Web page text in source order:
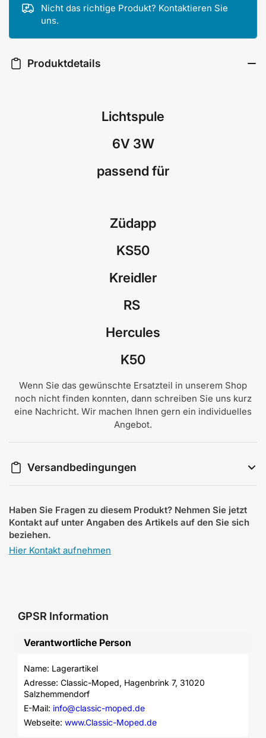
Nicht das richtige Produkt? Kontaktieren Sie
uns.
Produktdetails
Lichtspule
6V 3W
passend für
Züdapp
KS50
Kreidler
RS
Hercules
K50
Wenn Sie das gewünschte Ersatzteil in unserem Shop
noch nicht finden konnten, dann schreiben Sie uns kurz
eine Nachricht. Wir machen Ihnen gern ein individuelles
Angebot.
Versandbedingungen
Haben Sie Fragen zu diesem Produkt? Nehmen Sie jetzt
Kontakt auf unter Angaben des Artikels auf den Sie sich
beziehen.
Hier Kontakt aufnehmen
GPSR Information
Verantwortliche Person
Name: Lagerartikel
Adresse: Classic-Moped, Hagenbrink 7, 31020
Salzhemmendorf
E-Mail: info@classic-moped.de
Webseite: www.Classic-Moped.de